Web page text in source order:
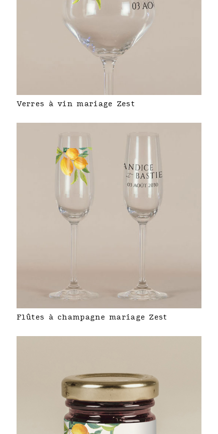
Verres à vin mariage Zest
Flûtes à champagne mariage Zest